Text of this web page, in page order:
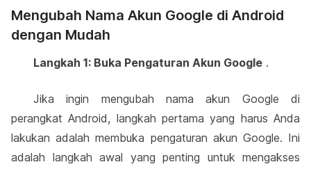
Mengubah Nama Akun Google di Android
dengan Mudah
Langkah 1: Buka Pengaturan Akun Google .
Jika ingin mengubah nama akun Google di
perangkat Android, langkah pertama yang harus Anda
lakukan adalah membuka pengaturan akun Google. Ini
adalah langkah awal yang penting untuk mengakses